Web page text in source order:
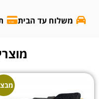
משלוח עד הבית